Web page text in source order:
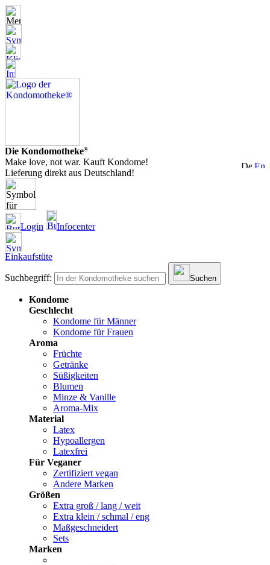
Die Kondomotheke®
Make love, not war. Kauft Kondome!
Lieferung direkt aus Deutschland!
Login Infocenter
Einkaufstüte
Suchbegriff: Suchen
Kondome
Geschlecht
Kondome für Männer
Kondome für Frauen
Aroma
Früchte
Getränke
Süßigkeiten
Blumen
Minze & Vanille
Aroma-Mix
Material
Latex
Hypoallergen
Latexfrei
Für Veganer
Zertifiziert vegan
Andere Marken
Größen
Extra groß / lang / weit
Extra klein / schmal / eng
Maßgeschneidert
Sets
Marken